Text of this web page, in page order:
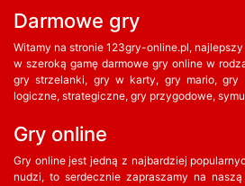
Darmowe gry
Witamy na stronie 123gry-online.pl,
w szeroką gamę darmowe gry online w
gry strzelanki, gry w karty, gry mario, gry
logiczne, strategiczne, gry przygodowe,
Gry online
Gry online jest jedną z najbardziej
nudzi, to serdecznie zapraszamy na